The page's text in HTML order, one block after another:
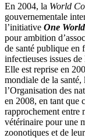
En 2004, la World
gouvernementale
l’initiative One
pour ambition
de santé publique en
infectieuses issues
Elle est reprise en
mondiale de la santé,
l’Organisation des
en 2008, en tant que
rapprochement entre
vétérinaire pour une
zoonotiques et de